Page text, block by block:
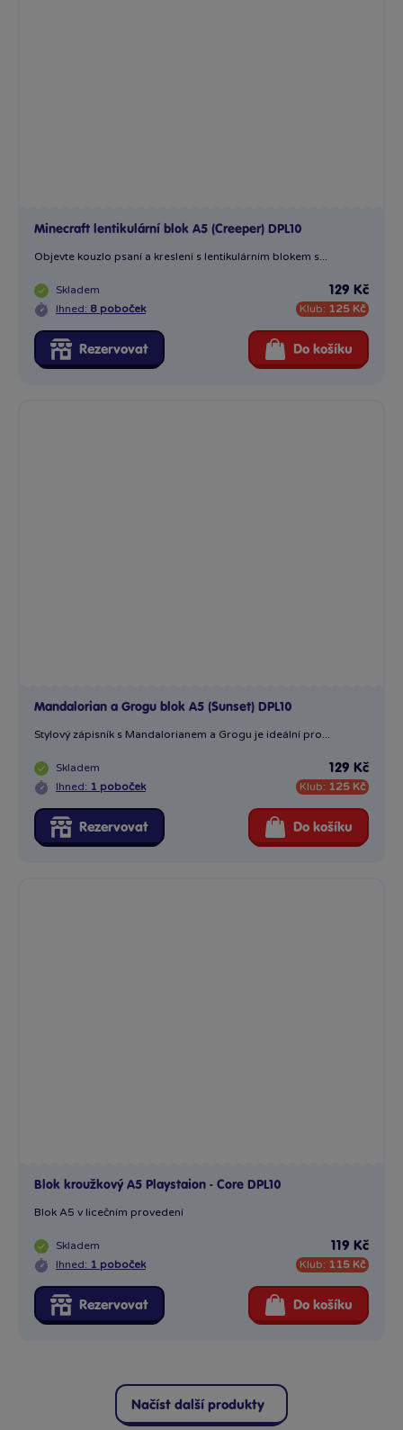
Minecraft lentikulární blok A5 (Creeper) DPL10
Objevte kouzlo psaní a kreslení s lentikulárním blokem s...
Skladem
Ihned: 8 poboček
129 Kč
Klub: 125 Kč
Rezervovat Do košíku
Mandalorian a Grogu blok A5 (Sunset) DPL10
Stylový zápisník s Mandalorianem a Grogu je ideální pro...
Skladem
Ihned: 1 poboček
129 Kč
Klub: 125 Kč
Rezervovat Do košíku
Blok kroužkový A5 Playstaion - Core DPL10
Blok A5 v licečním provedení
Skladem
Ihned: 1 poboček
119 Kč
Klub: 115 Kč
Rezervovat Do košíku
Načíst další produkty